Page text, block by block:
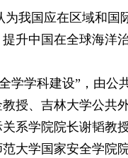
我国应在区域和国
升中国在全球海洋
学科建设”，由公
授、吉林大学公共
系学院院长谢韬教
大学国家安全学院